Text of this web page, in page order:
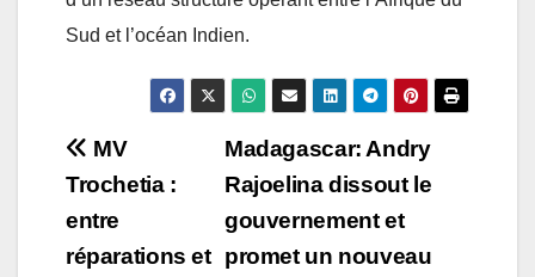
Sud et l’océan Indien.
Post
navigation
Madagascar: Andry
Rajoelina dissout le
gouvernement et
promet un nouveau
MV
Trochetia :
entre
réparations et